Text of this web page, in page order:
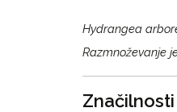
Hydrangea
Razmnoževanje
Značilnosti